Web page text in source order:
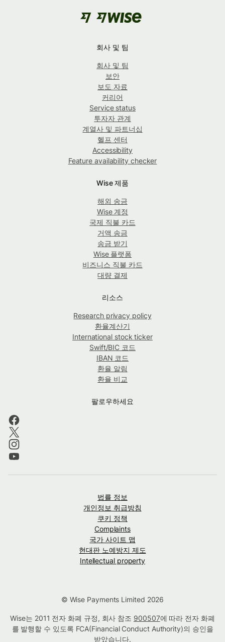
회사 및 팀
회사 및 팀
보안
보도 자료
커리어
Service status
투자자 관계
계열사 및 파트너십
헬프 센터
Accessibility
Feature availability checker
Wise 제품
해외 송금
Wise 계정
국제 직불 카드
거액 송금
송금 받기
Wise 플랫폼
비즈니스 직불 카드
대량 결제
리소스
Research privacy policy
환율계산기
International stock ticker
Swift/BIC 코드
IBAN 코드
환율 알림
환율 비교
팔로우하세요
법률 정보
개인정보 취급방침
쿠키 정책
Complaints
국가 사이트 맵
현대판 노예방지 제도
Intellectual property
© Wise Payments Limited 2026
Wise는 2011 전자 화폐 규정, 회사 참조 900507에 따라 전자 화폐
를 발행할 수 있도록 FCA(Financial Conduct Authority)의 승인을
받았습니다.